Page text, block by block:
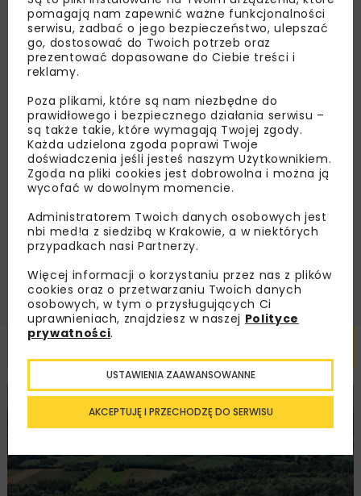
Lubisz wiedzieć więcej?
Zapisz się do newslettera aby otrzymywać od
nas najlepsze informacje branżowe,
zaproszenia na wydarzenia, atrakcyjne oferty i
dedykowane akcje specjalne.
Zapoznałam/em się zPolityką Prywatnościi
Regulaminemoraz wyrażam zgodę na otrzymywanie na
podany przeze mnie adres e-mail korespondencji
handlowej w postaci newslettera.
Powiązane artykuły
pomagają nam zapewnić ważne funkcjonalności
serwisu, zadbać o jego bezpieczeństwo, ulepszać
go, dostosować do Twoich potrzeb oraz
prezentować dopasowane do Ciebie treści i
reklamy.
Poza plikami, które są nam niezbędne do
prawidłowego i bezpiecznego działania serwisu –
są także takie, które wymagają Twojej zgody.
Każda udzielona zgoda poprawi Twoje
doświadczenia jeśli jesteś naszym Użytkownikiem.
Zgoda na pliki cookies jest dobrowolna i można ją
wycofać w dowolnym momencie.
Administratorem Twoich danych osobowych jest
nbi med!a z siedzibą w Krakowie, a w niektórych
przypadkach nasi Partnerzy.
Więcej informacji o korzystaniu przez nas z plików
cookies oraz o przetwarzaniu Twoich danych
osobowych, w tym o przysługujących Ci
uprawnieniach, znajdziesz w naszej Polityce
prywatności.
AKCEPTUJĘ I PRZECHODZĘ DO SERWISU
USTAWIENIA ZAAWANSOWANNE